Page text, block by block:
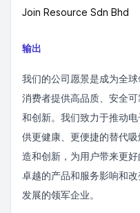
Join Resource Sdn Bhd
输出
我们的公司愿景是成为全
消费者提供高品质、安全
和创新。我们致力于推动
供更健康、更便捷的替代
造和创新，为用户带来更
卓越的产品和服务影响和
发展的领军企业。